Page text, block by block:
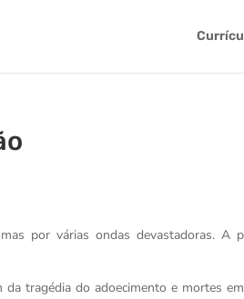
por várias ondas devastadoras. A
tragédia do adoecimento e mortes